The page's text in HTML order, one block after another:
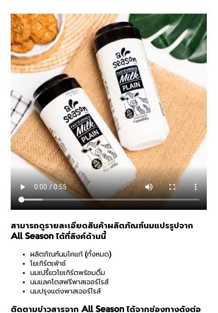
สามารถดูรายละเอียดสินค้าผลิตภัณฑ์นมแปรรูปจาก
All Season ได้ที่ลิงค์ด้านนี้
ผลิตภัณฑ์นมโคแท้ (ทั้งหมด)
โยเกิร์ตเพ้าช์
นมเปรี้ยวโยเกิร์ตพร้อมดื่ม
นมแลคโตสฟรีพาสเจอร์ไรส์
นมปรุงแต่งพาสเจอร์ไรส์
ติดตามข่าวสารจาก All Season ได้จากช่องทางดังต่อ